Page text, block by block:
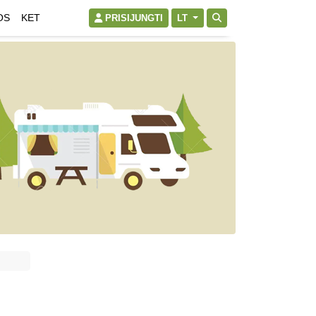
KET PRISIJUNGTI LT